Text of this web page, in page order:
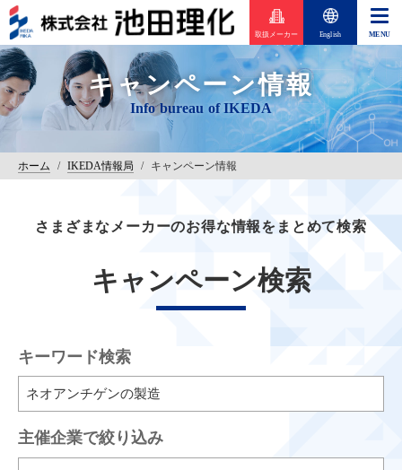
取扱メーカー English
キャンペーン情報
ホーム / IKEDA情報局 / キャンペーン情報
さまざまなメーカーのお得な情報をまとめて検索
キャンペーン検索
キーワード検索
主催企業で絞り込み